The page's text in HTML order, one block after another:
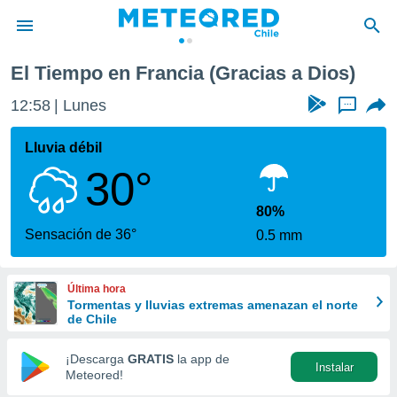
de
por
se
calidad.
a este
las
y
forma
digital
basada
El Tiempo en Francia (Gracias a Dios)
12:58 Lunes ...
Lluvia débil
30°
Sensación de 36°
80%
0.5 mm
Última hora
Tormentas y lluvias extremas amenazan el norte
de Chile
¡Descarga GRATIS la app de
Meteored!
Instalar